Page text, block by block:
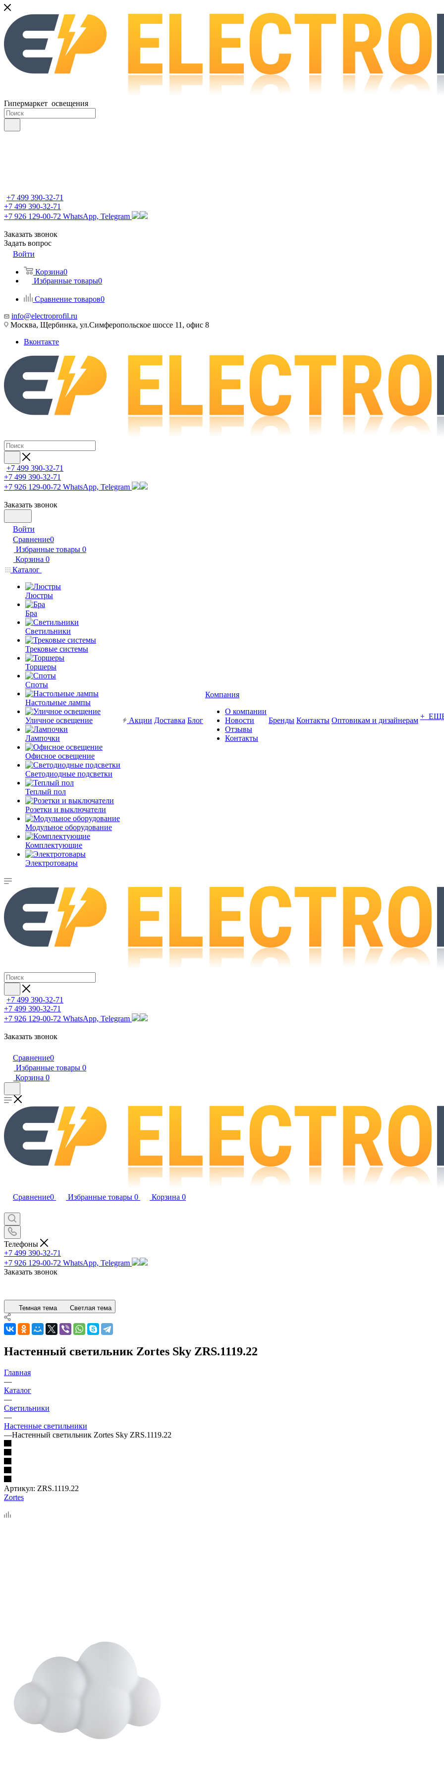
Гипермаркет освещения
+7 499 390-32-71
+7 499 390-32-71
+7 926 129-00-72 WhatsApp, Telegram
Заказать звонок
Задать вопрос
Войти
Корзина0
Избранные товары0
Сравнение товаров0
info@electroprofil.ru
Москва, Щербинка, ул.Симферопольское шоссе 11, офис 8
Вконтакте
+7 499 390-32-71
+7 499 390-32-71
+7 926 129-00-72 WhatsApp, Telegram
Заказать звонок
Войти
Сравнение0
Избранные товары 0
Корзина 0
Каталог
Люстры
Бра
Светильники
Трековые системы
Торшеры
Споты
Настольные лампы
Уличное освещение
Лампочки
Офисное освещение
Светодиодные подсветки
Теплый пол
Розетки и выключатели
Модульное оборудование
Комплектующие
Электротовары
Акции Доставка Блог
Компания
О компании
Новости
Отзывы
Контакты
Бренды Контакты Оптовикам и дизайнерам +
+7 499 390-32-71
+7 499 390-32-71
+7 926 129-00-72 WhatsApp, Telegram
Заказать звонок
Сравнение0
Избранные товары 0
Корзина 0
Сравнение0 Избранные товары 0 Корзина 0
Телефоны
+7 499 390-32-71
+7 926 129-00-72 WhatsApp, Telegram
Заказать звонок
Темная тема Светлая тема
Настенный светильник Zortes Sky ZRS.1119.22
Главная
—
Каталог
—
Светильники
—
Настенные светильники
—Настенный светильник Zortes Sky ZRS.1119.22
Артикул: ZRS.1119.22
Zortes